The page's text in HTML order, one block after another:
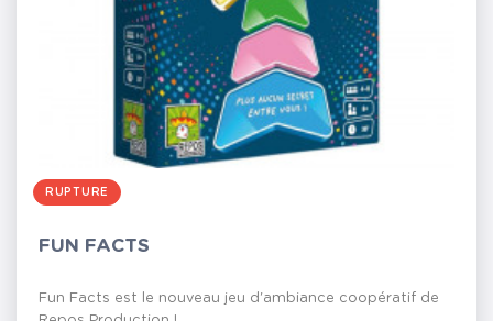
RUPTURE
FUN FACTS
Fun Facts est le nouveau jeu d'ambiance coopératif de